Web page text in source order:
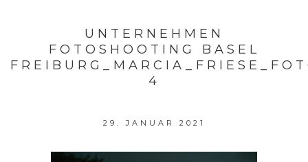
UNTERNEHMEN
FOTOSHOOTING BASEL
4
29. JANUAR 2021